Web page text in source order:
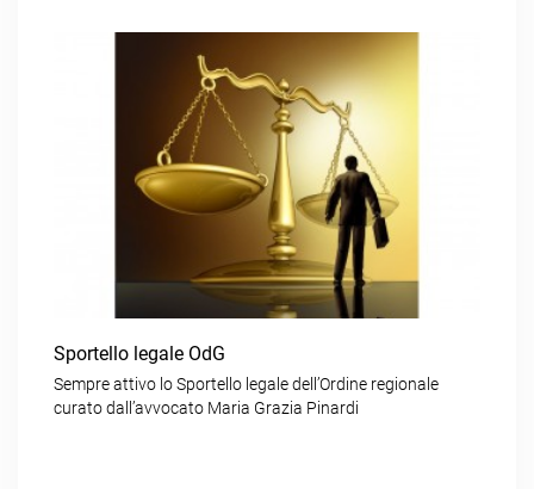
Sportello legale OdG
Sempre attivo lo Sportello legale dell’Ordine regionale
curato dall’avvocato Maria Grazia Pinardi